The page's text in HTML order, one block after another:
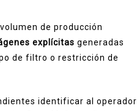
de producción
explícitas generadas
de filtro o restricción de
identificar al operador